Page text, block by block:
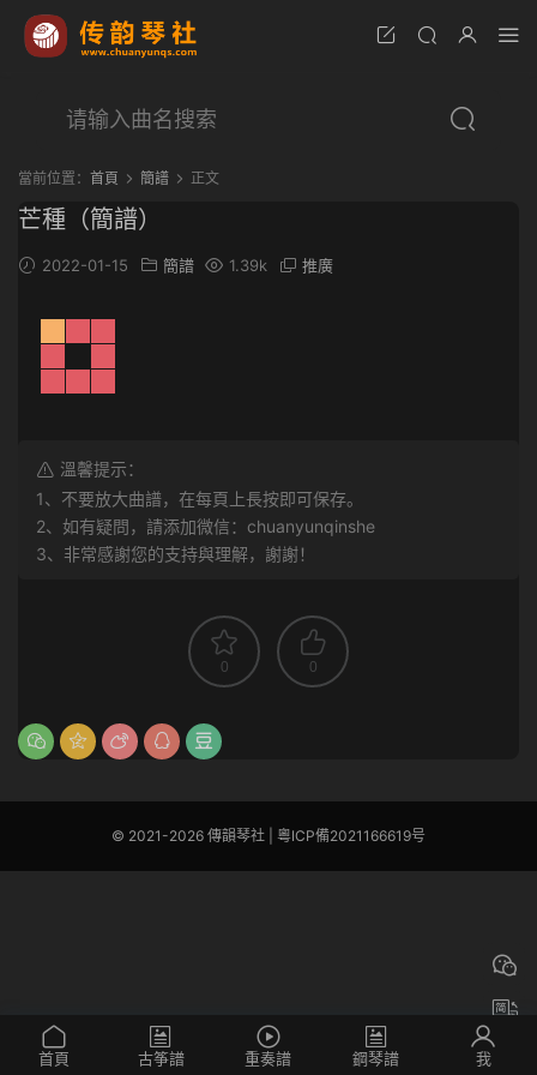
當前位置： 首頁 簡譜 正文
芒種（簡譜）
2022-01-15 簡譜 1.39k 推廣
溫馨提示：
1、不要放大曲譜，在每頁上長按即可保存。
2、如有疑問，請添加微信：chuanyunqinshe
3、非常感謝您的支持與理解，謝謝！
0 0
© 2021-2026 傳韻琴社 | 粵ICP備2021166619号
首頁 古筝譜 重奏譜 鋼琴譜 我